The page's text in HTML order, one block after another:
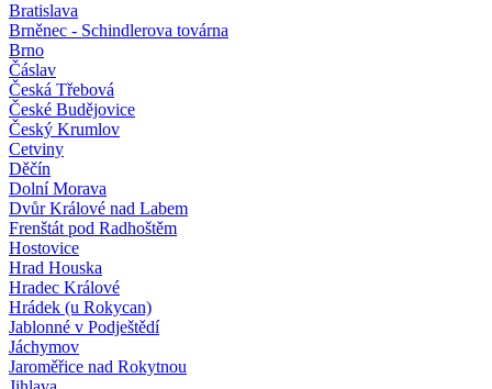
Bratislava
Brněnec - Schindlerova továrna
Brno
Čáslav
Česká Třebová
České Budějovice
Český Krumlov
Cetviny
Děčín
Dolní Morava
Dvůr Králové nad Labem
Frenštát pod Radhoštěm
Hostovice
Hrad Houska
Hradec Králové
Hrádek (u Rokycan)
Jablonné v Podještědí
Jáchymov
Jaroměřice nad Rokytnou